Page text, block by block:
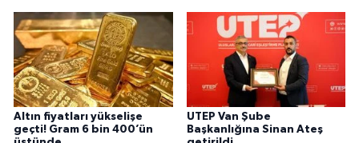
Altın fiyatları yükselişe
geçti! Gram 6 bin 400’ün
UTEP Van Şube
Başkanlığına Sinan Ateş